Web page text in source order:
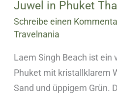
Juwel in Phuket
Schreibe einen
Travelnania
Laem Singh Beach ist
Phuket mit kristallklarem
Sand und üppigem Grün.